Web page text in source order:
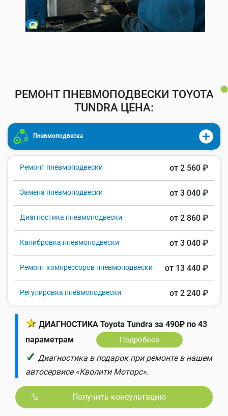
РЕМОНТ ПНЕВМОПОДВЕСКИ TOYOTA
TUNDRA ЦЕНА:
Пневмоподвеска
Ремонт пневмоподвески от 2 560 ₽
Замена пневмоподвески от 3 040 ₽
Диагностика пневмоподвески от 2 860 ₽
Калибровка пневмоподвески от 3 040 ₽
Ремонт компрессоров пневмоподвески от 13 440 ₽
Регулировка пневмоподвески от 2 240 ₽
★ ДИАГНОСТИКА Toyota Tundra за 490₽ по 43
параметрам
Подробнее
✓ Диагностика в подарок при ремонте в нашем
автосервисе «Кволити Моторс».
Получить консультацию